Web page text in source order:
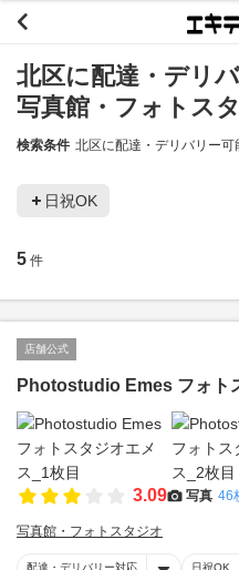
北区に配達・デリ
写真館・フォトス
検索条件 北区に配達・デリバリー可
日祝OK
5 件
店舗公式
Photostudio Emes フォト
3.09 写真 46
写真館・フォトスタジオ
配達・デリバリー対応 日祝OK